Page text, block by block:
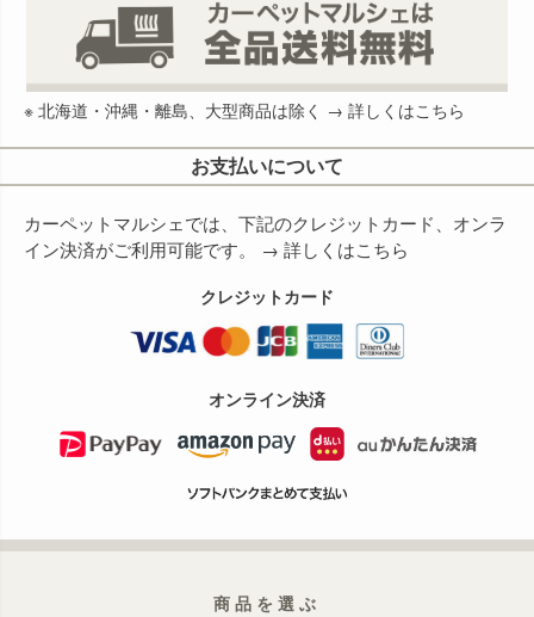
※ 北海道・沖縄・離島、大型商品は除く → 詳しくはこちら
お支払いについて
カーペットマルシェでは、下記のクレジットカード、オンラ
イン決済がご利用可能です。 → 詳しくはこちら
クレジットカード
オンライン決済
商品を選ぶ